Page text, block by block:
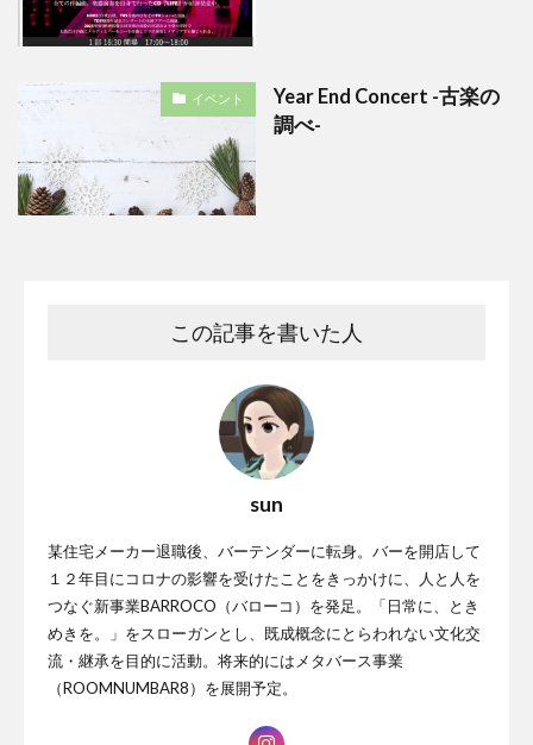
イベント
Year End Concert -古楽の
調べ-
この記事を書いた人
sun
某住宅メーカー退職後、バーテンダーに転身。バーを開店して
１２年目にコロナの影響を受けたことをきっかけに、人と人を
つなぐ新事業BARROCO（バローコ）を発足。「日常に、とき
めきを。」をスローガンとし、既成概念にとらわれない文化交
流・継承を目的に活動。将来的にはメタバース事業
（ROOMNUMBAR8）を展開予定。